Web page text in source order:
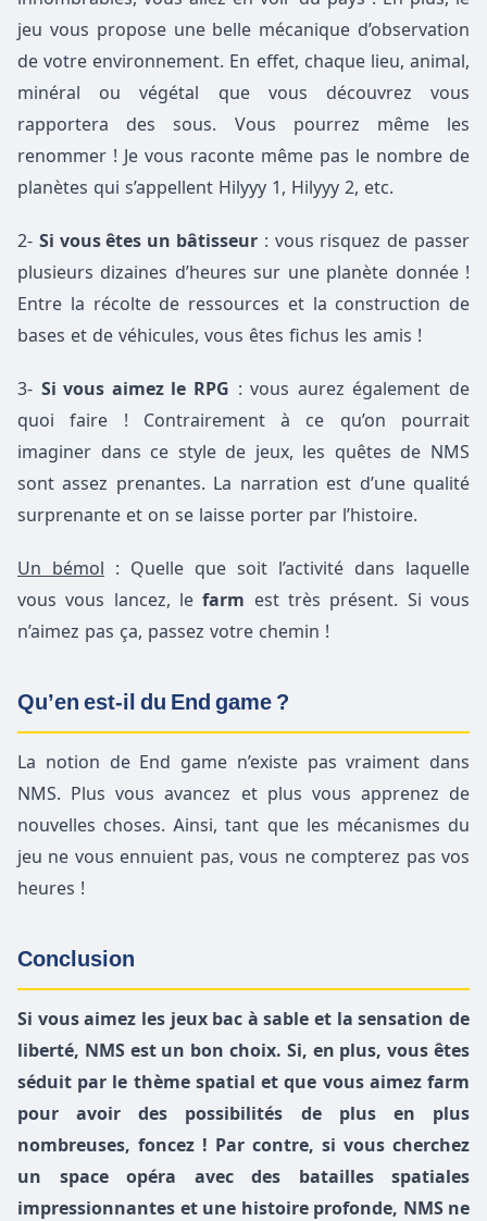
jeu vous propose une belle mécanique d’observation
de votre environnement. En effet, chaque lieu, animal,
minéral ou végétal que vous découvrez vous
rapportera des sous. Vous pourrez même les
renommer ! Je vous raconte même pas le nombre de
planètes qui s’appellent Hilyyy 1, Hilyyy 2, etc.
2- Si vous êtes un bâtisseur : vous risquez de passer
plusieurs dizaines d’heures sur une planète donnée !
Entre la récolte de ressources et la construction de
bases et de véhicules, vous êtes fichus les amis !
3- Si vous aimez le RPG : vous aurez également de
quoi faire ! Contrairement à ce qu’on pourrait
imaginer dans ce style de jeux, les quêtes de NMS
sont assez prenantes. La narration est d’une qualité
surprenante et on se laisse porter par l’histoire.
Un bémol : Quelle que soit l’activité dans laquelle
vous vous lancez, lefarm est très présent. Si vous
n’aimez pas ça, passez votre chemin !
Qu’en est-il du End game ?
La notion de End game n’existe pas vraiment dans
NMS. Plus vous avancez et plus vous apprenez de
nouvelles choses. Ainsi, tant que les mécanismes du
jeu ne vous ennuient pas, vous ne compterez pas vos
heures !
Conclusion
Si vous aimez les jeux bac à sable et la sensation de
liberté, NMS est un bon choix. Si, en plus, vous êtes
séduit par le thème spatial et que vous aimez farm
pour avoir des possibilités de plus en plus
nombreuses, foncez ! Par contre, si vous cherchez
un space opéra avec des batailles spatiales
impressionnantes et une histoire profonde, NMS ne